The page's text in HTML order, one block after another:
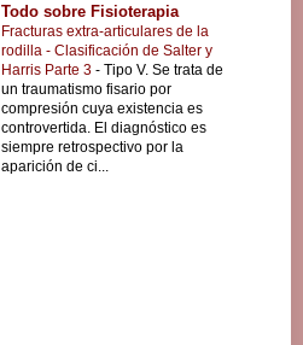
Todo sobre Fisioterapia
Fracturas extra-articulares de la
rodilla - Clasificación de Salter y
Harris Parte 3 - Tipo V. Se trata de
un traumatismo fisario por
compresión cuya existencia es
controvertida. El diagnóstico es
siempre retrospectivo por la
aparición de ci...